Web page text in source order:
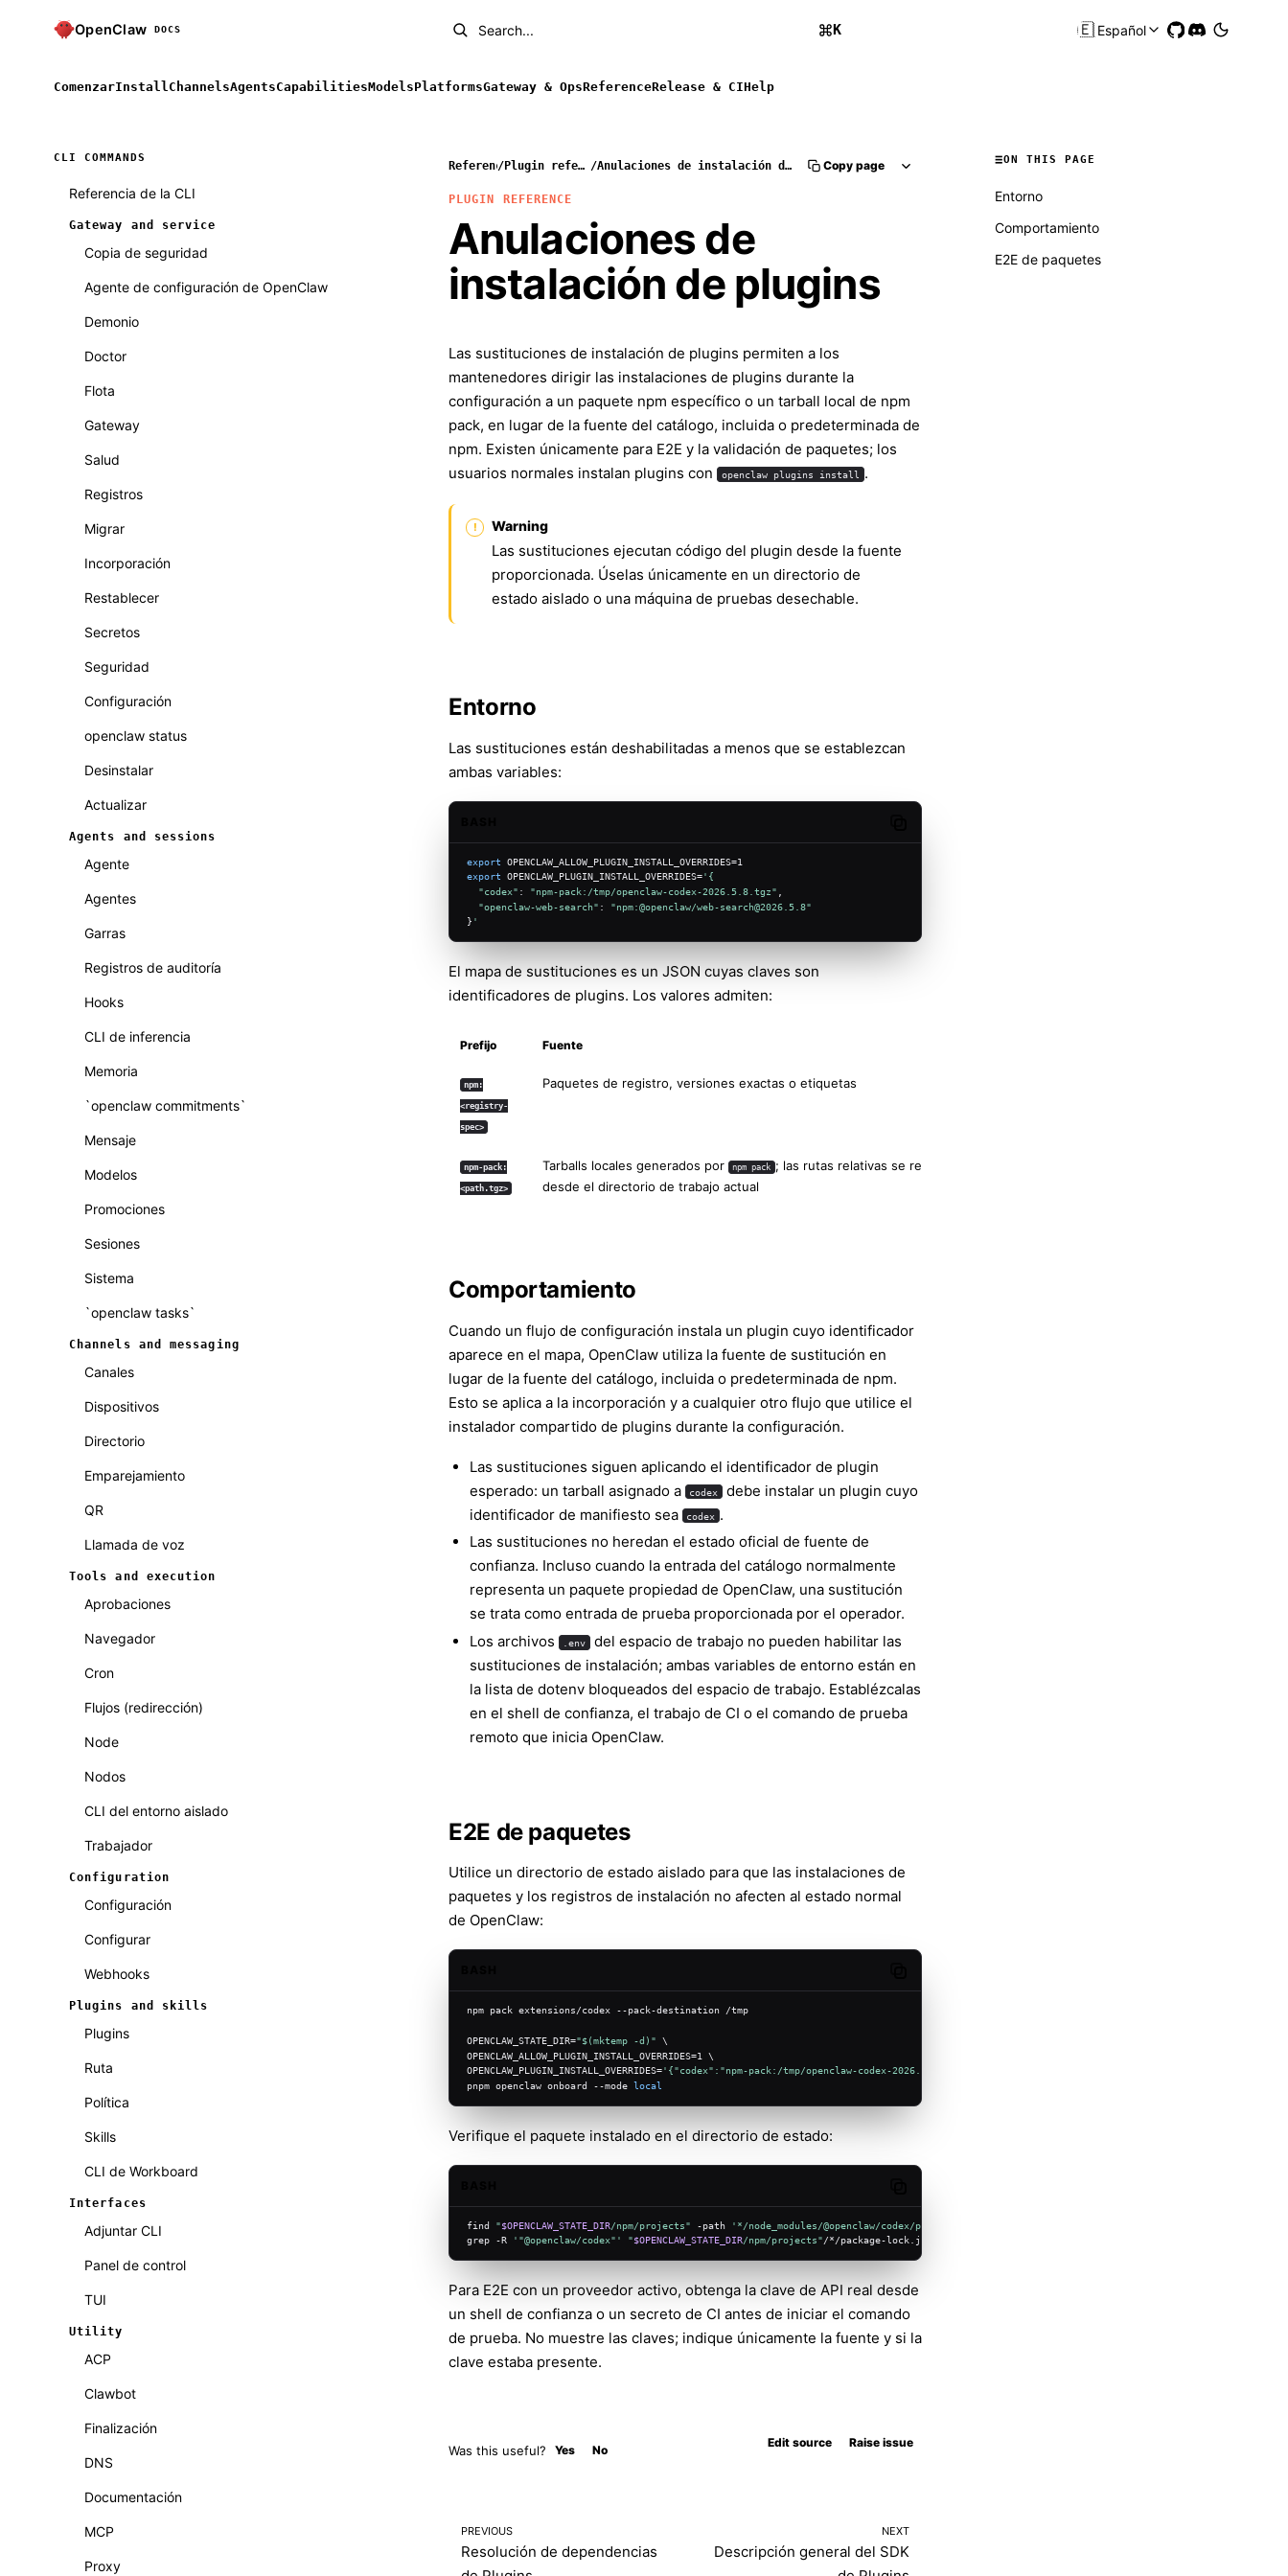
OpenClaw DOCS Search... K 🇪🇸Español
ComenzarInstall ChannelsAgentsCapabilitiesModelsPlatformsGateway & OpsReferenceRelease & CIHelp
CLI COMMANDS
Referencia de la CLI
Gateway and service
Copia de seguridad
Agente de configuración de OpenClaw
Demonio
Doctor
Flota
Gateway
Salud
Registros
Migrar
Incorporación
Restablecer
Secretos
Seguridad
Configuración
openclaw status
Desinstalar
Actualizar
Agents and sessions
Agente
Agentes
Garras
Registros de auditoría
Hooks
CLI de inferencia
Memoria
`openclaw commitments`
Mensaje
Modelos
Promociones
Sesiones
Sistema
`openclaw tasks`
Channels and messaging
Canales
Dispositivos
Directorio
Emparejamiento
QR
Llamada de voz
Tools and execution
Aprobaciones
Navegador
Cron
Flujos (redirección)
Node
Nodos
CLI del entorno aislado
Trabajador
Configuration
Configuración
Configurar
Webhooks
Plugins and skills
Plugins
Ruta
Política
Skills
CLI de Workboard
Interfaces
Adjuntar CLI
Panel de control
TUI
Utility
ACP
Clawbot
Finalización
DNS
Documentación
MCP
Proxy
Reference
/ Plugin reference / Anulaciones de instalación de plugins Copy page
PLUGIN REFERENCE
Anulaciones de
instalación de plugins
Las sustituciones de instalación de plugins permiten a los
mantenedores dirigir las instalaciones de plugins durante la
configuración a un paquete npm específico o un tarball local de npm
pack, en lugar de la fuente del catálogo, incluida o predeterminada de
npm. Existen únicamente para E2E y la validación de paquetes; los
usuarios normales instalan plugins con
openclaw plugins install .
Warning
Las sustituciones ejecutan código del plugin desde la fuente
proporcionada. Úselas únicamente en un directorio de
estado aislado o una máquina de pruebas desechable.
Entorno
Las sustituciones están deshabilitadas a menos que se establezcan
ambas variables:
export OPENCLAW_ALLOW_PLUGIN_INSTALL_OVERRIDES=1
export OPENCLAW_PLUGIN_INSTALL_OVERRIDES='{
"codex" : "npm-pack:/tmp/openclaw-codex-2026.5.8.tgz"
"openclaw-web-search" : "npm:@openclaw/web-search@2026.5.8"
} '
El mapa de sustituciones es un JSON cuyas claves son
identificadores de plugins. Los valores admiten:
Prefijo Fuente
npm:
<registry-
spec>
Paquetes de registro, versiones exactas o etiquetas
npm-pack:
<path.tgz>
Tarballs locales generados por npm pack ; las rutas relativas se resuelven
desde el directorio de trabajo actual
Comportamiento
Cuando un flujo de configuración instala un plugin cuyo identificador
aparece en el mapa, OpenClaw utiliza la fuente de sustitución en
lugar de la fuente del catálogo, incluida o predeterminada de npm.
Esto se aplica a la incorporación y a cualquier otro flujo que utilice el
instalador compartido de plugins durante la configuración.
Las sustituciones siguen aplicando el identificador de plugin
esperado: un tarball asignado a
codex
debe instalar un plugin cuyo
identificador de manifiesto sea
codex .
Las sustituciones no heredan el estado oficial de fuente de
confianza. Incluso cuando la entrada del catálogo normalmente
representa un paquete propiedad de OpenClaw, una sustitución
se trata como entrada de prueba proporcionada por el operador.
Los archivos
.env
del espacio de trabajo no pueden habilitar las
sustituciones de instalación; ambas variables de entorno están en
la lista de dotenv bloqueados del espacio de trabajo. Establézcalas
en el shell de confianza, el trabajo de CI o el comando de prueba
remoto que inicia OpenClaw.
E2E de paquetes
Utilice un directorio de estado aislado para que las instalaciones de
paquetes y los registros de instalación no afecten al estado normal
de OpenClaw:
npm pack extensions/codex --pack-destination /tmp
OPENCLAW_STATE_DIR="$(mktemp -d) " \
OPENCLAW_ALLOW_PLUGIN_INSTALL_OVERRIDES=1 \
OPENCLAW_PLUGIN_INSTALL_OVERRIDES='{"codex":"npm-pack:/tmp/openclaw-codex-2026.5.8.tgz"}'
pnpm openclaw onboard --mode local
Verifique el paquete instalado en el directorio de estado:
find "$OPENCLAW_STATE_DIR/npm/projects" -path '*/node_modules/@openclaw/codex/package.json'
grep -R
'"@openclaw/codex"' "$OPENCLAW_STATE_DIR/npm/projects"/*/package-lock.json
Para E2E con un proveedor activo, obtenga la clave de API real desde
un shell de confianza o un secreto de CI antes de iniciar el comando
de prueba. No muestre las claves; indique únicamente la fuente y si la
clave estaba presente.
Was this useful? Yes No
Edit source Raise issue
PREVIOUS
Resolución de dependencias
NEXT
Descripción general del SDK
ON THIS PAGE
Entorno
Comportamiento
E2E de paquetes